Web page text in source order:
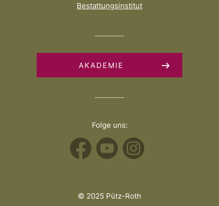
Bestattungsinstitut
AKADEMIE
© 2025 Pütz-Roth
Folge uns: